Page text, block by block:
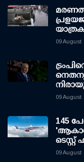
09 August
09 August
145
ടെസ്റ്റ്
09 August